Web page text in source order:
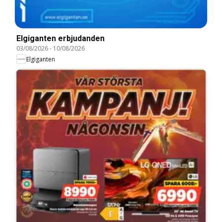
Elgiganten erbjudanden
03/08/2026- 10/08/2026
Elgiganten